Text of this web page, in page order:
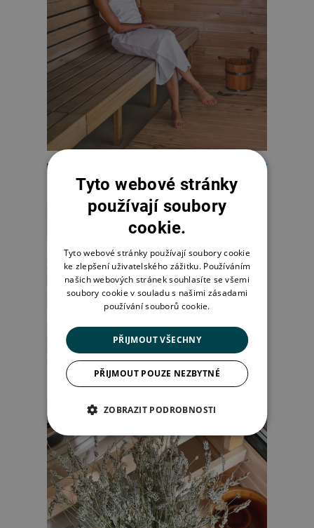
Tyto webové stránky
používají soubory
cookie.
Tyto webové stránky používají soubory cookie
ke zlepšení uživatelského zážitku. Používáním
našich webových stránek souhlasíte se všemi
soubory cookie v souladu s našimi zásadami
používání souborů cookie.
PŘIJMOUT VŠECHNY
PŘIJMOUT POUZE NEZBYTNÉ
ZOBRAZIT PODROBNOSTI